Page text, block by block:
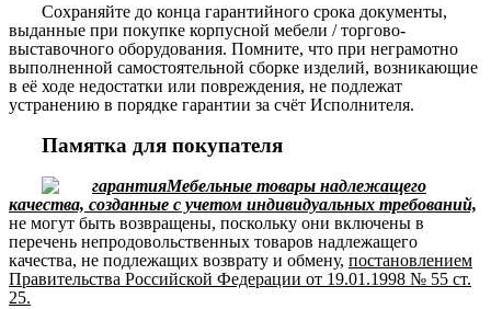
Сохраняйте до конца гарантийного срока документы,
выданные при покупке корпусной мебели / торгово-
выставочного оборудования. Помните, что при неграмотно
выполненной самостоятельной сборке изделий, возникающие
в её ходе недостатки или повреждения, не подлежат
устранению в порядке гарантии за счёт Исполнителя.
Памятка для покупателя
Мебельные товары надлежащего
качества, созданные с учетом индивидуальных требований,
не могут быть возвращены, поскольку они включены в
перечень непродовольственных товаров надлежащего
качества, не подлежащих возврату и обмену, постановлением
Правительства Российской Федерации от 19.01.1998 № 55 ст.
25.